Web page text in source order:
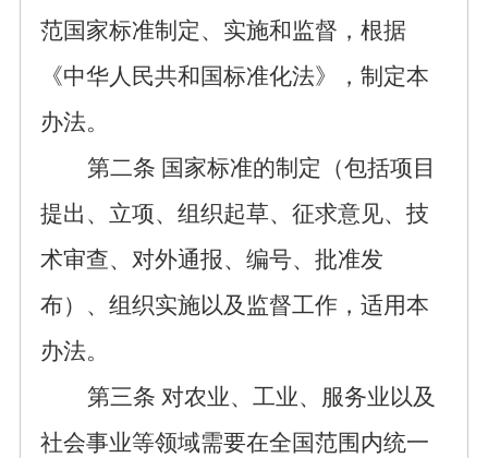
范国家标准制定、实施和监督， 根据
《中华人民共和国标准化法》，制定本
办法。
第二条 国家标准的制定（包括项目
提出、立项、组织起草、征求意见、技
术审查、对外通报、编号、批准发
布）、组织实施以及监督工作，适用本
办法。
第三条 对农业、工业、服务业以及
社会事业等领域需要在全国范围内统一